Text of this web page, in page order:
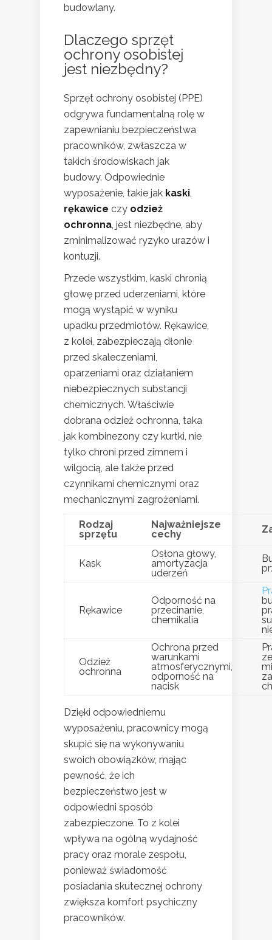
budowlany.
Dlaczego sprzęt
ochrony osobistej
jest niezbędny?
Sprzęt ochrony osobistej (PPE)
odgrywa fundamentalną rolę w
zapewnianiu bezpieczeństwa
pracowników, zwłaszcza w
takich środowiskach jak
budowy. Odpowiednie
wyposażenie, takie jak kaski
rękawice czy odzież
ochronna , jest niezbędne, aby
zminimalizować ryzyko urazów i
kontuzji.
Przede wszystkim, kaski chronią
głowę przed uderzeniami, które
mogą wystąpić w wyniku
upadku przedmiotów. Rękawice,
z kolei, zabezpieczają dłonie
przed skaleczeniami,
oparzeniami oraz działaniem
niebezpiecznych substancji
chemicznych. Właściwie
dobrana odzież ochronna, taka
jak kombinezony czy kurtki, nie
tylko chroni przed zimnem i
wilgocią, ale także przed
czynnikami chemicznymi oraz
mechanicznymi zagrożeniami.
Rodzaj
sprzętu
Najważniejsze
cechy
Kask
Osłona głowy,
amortyzacja
uderzeń
Rękawice
Odporność na
przecinanie,
chemikalia
Odzież
ochronna
Ochrona przed
warunkami
atmosferycznymi,
odporność na
nacisk
Dzięki odpowiedniemu
wyposażeniu, pracownicy mogą
skupić się na wykonywaniu
swoich obowiązków, mając
pewność, że ich
bezpieczeństwo jest w
odpowiedni sposób
zabezpieczone. To z kolei
wpływa na ogólną wydajność
pracy oraz morale zespołu,
ponieważ świadomość
posiadania skutecznej ochrony
zwiększa komfort psychiczny
pracowników.